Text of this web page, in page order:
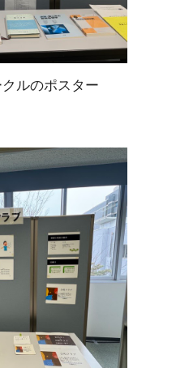
ルのポスター